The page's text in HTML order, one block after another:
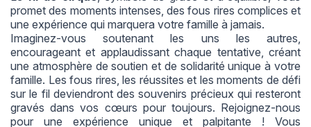
promet des moments intenses, des fous rires complices et
une expérience qui marquera votre famille à jamais.
Imaginez-vous soutenant les uns les autres,
encourageant et applaudissant chaque tentative, créant
une atmosphère de soutien et de solidarité unique à votre
famille. Les fous rires, les réussites et les moments de défi
sur le fil deviendront des souvenirs précieux qui resteront
gravés dans vos cœurs pour toujours. Rejoignez-nous
pour une expérience unique et palpitante ! Vous